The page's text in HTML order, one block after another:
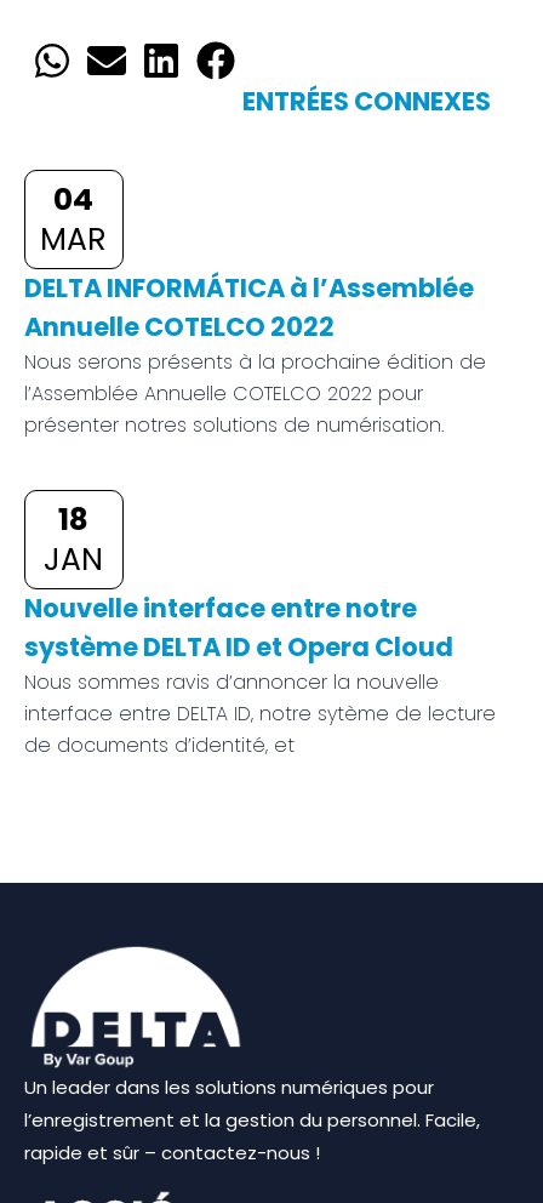
ENTRÉES CONNEXES
04
MAR
DELTA INFORMÁTICA à l’Assemblée
Annuelle COTELCO 2022
Nous serons présents à la prochaine édition de
l’Assemblée Annuelle COTELCO 2022 pour
présenter notres solutions de numérisation.
18
JAN
Nouvelle interface entre notre
système DELTA ID et Opera Cloud
Nous sommes ravis d’annoncer la nouvelle
interface entre DELTA ID, notre sytème de lecture
de documents d’identité, et
Un leader dans les solutions numériques pour
l’enregistrement et la gestion du personnel. Facile,
rapide et sûr – contactez-nous !